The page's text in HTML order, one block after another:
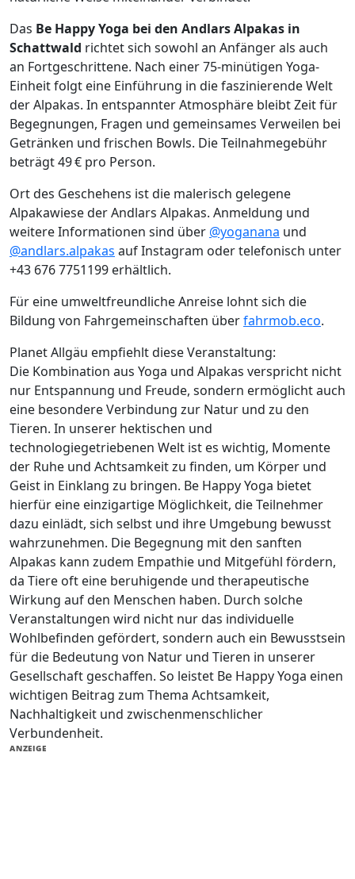
Das Be Happy Yoga bei den Andlars Alpakas in
Schattwald richtet sich sowohl an Anfänger als auch
an Fortgeschrittene. Nach einer 75-minütigen Yoga-
Einheit folgt eine Einführung in die faszinierende Welt
der Alpakas. In entspannter Atmosphäre bleibt Zeit für
Begegnungen, Fragen und gemeinsames Verweilen bei
Getränken und frischen Bowls. Die Teilnahmegebühr
beträgt 49 € pro Person.
Ort des Geschehens ist die malerisch gelegene
Alpakawiese der Andlars Alpakas. Anmeldung und
weitere Informationen sind über @yoganana und
@andlars.alpakas auf Instagram oder telefonisch unter
+43 676 7751199 erhältlich.
Für eine umweltfreundliche Anreise lohnt sich die
Bildung von Fahrgemeinschaften überfahrmob.eco.
Planet Allgäu empfiehlt diese Veranstaltung:
Die Kombination aus Yoga und Alpakas verspricht nicht
nur Entspannung und Freude, sondern ermöglicht auch
eine besondere Verbindung zur Natur und zu den
Tieren. In unserer hektischen und
technologiegetriebenen Welt ist es wichtig, Momente
der Ruhe und Achtsamkeit zu finden, um Körper und
Geist in Einklang zu bringen. Be Happy Yoga bietet
hierfür eine einzigartige Möglichkeit, die Teilnehmer
dazu einlädt, sich selbst und ihre Umgebung bewusst
wahrzunehmen. Die Begegnung mit den sanften
Alpakas kann zudem Empathie und Mitgefühl fördern,
da Tiere oft eine beruhigende und therapeutische
Wirkung auf den Menschen haben. Durch solche
Veranstaltungen wird nicht nur das individuelle
Wohlbefinden gefördert, sondern auch ein Bewusstsein
für die Bedeutung von Natur und Tieren in unserer
Gesellschaft geschaffen. So leistet Be Happy Yoga einen
wichtigen Beitrag zum Thema Achtsamkeit,
Nachhaltigkeit und zwischenmenschlicher
Verbundenheit.
ANZEIGE